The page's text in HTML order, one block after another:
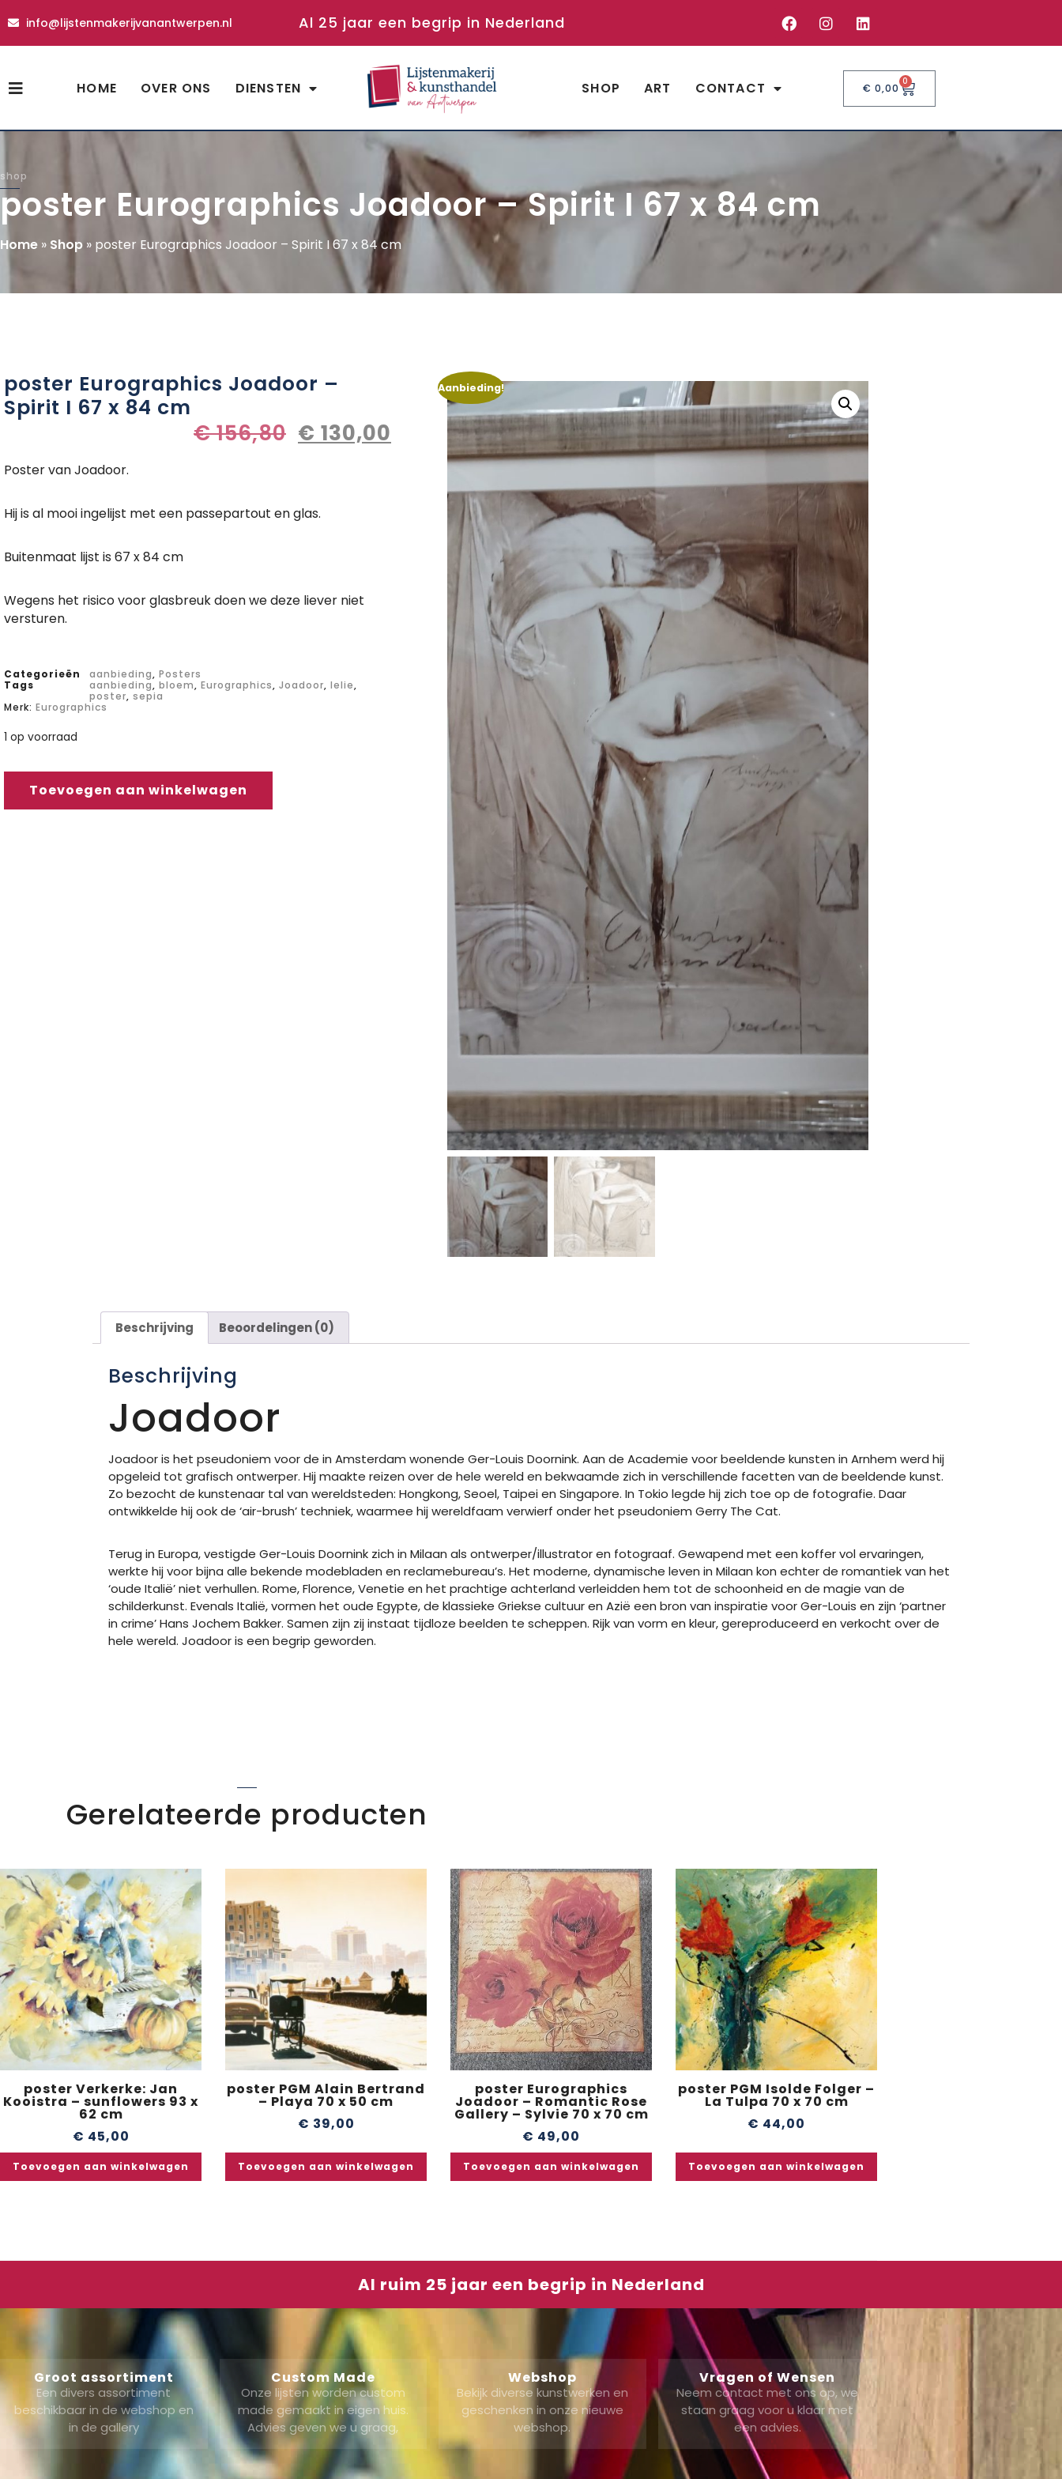
info@lijstenmakerijvanantwerpen.nl Al 25 jaar een begrip in Nederland
HOME OVER ONS DIENSTEN SHOP ART CONTACT € 0,00
0
shop
poster Eurographics Joadoor – Spirit I 67 x 84 cm
Home » Shop » poster Eurographics Joadoor – Spirit I 67 x 84 cm
poster Eurographics Joadoor –
Spirit I 67 x 84 cm
€156,80 € 130,00
Poster van Joadoor.
Hij is al mooi ingelijst met een passepartout en glas.
Buitenmaat lijst is 67 x 84 cm
Wegens het risico voor glasbreuk doen we deze liever niet
versturen.
Categorieën aanbieding, Posters
Tags
aanbieding, bloem, Eurographics, Joadoor, lelie,
poster, sepia
Merk: Eurographics
1 op voorraad
Toevoegen aan winkelwagen
Aanbieding!
Beschrijving Beoordelingen (0)
Beschrijving
Joadoor
Joadoor is het pseudoniem voor de in Amsterdam wonende Ger-Louis Doornink. Aan de Academie voor beeldende kunsten in Arnhem werd hij
opgeleid tot grafisch ontwerper. Hij maakte reizen over de hele wereld en bekwaamde zich in verschillende facetten van de beeldende kunst.
Zo bezocht de kunstenaar tal van wereldsteden: Hongkong, Seoel, Taipei en Singapore. In Tokio legde hij zich toe op de fotografie. Daar
ontwikkelde hij ook de ‘air-brush’ techniek, waarmee hij wereldfaam verwierf onder het pseudoniem Gerry The Cat.
Terug in Europa, vestigde Ger-Louis Doornink zich in Milaan als ontwerper/illustrator en fotograaf. Gewapend met een koffer vol ervaringen,
werkte hij voor bijna alle bekende modebladen en reclamebureau’s. Het moderne, dynamische leven in Milaan kon echter de romantiek van het
‘oude Italië’ niet verhullen. Rome, Florence, Venetie en het prachtige achterland verleidden hem tot de schoonheid en de magie van de
schilderkunst. Evenals Italië, vormen het oude Egypte, de klassieke Griekse cultuur en Azië een bron van inspiratie voor Ger-Louis en zijn ‘partner
in crime’ Hans Jochem Bakker. Samen zijn zij instaat tijdloze beelden te scheppen. Rijk van vorm en kleur, gereproduceerd en verkocht over de
hele wereld. Joadoor is een begrip geworden.
Gerelateerde producten
poster Verkerke: Jan
Kooistra – sunflowers 93 x
62 cm
€ 45,00
Toevoegen aan winkelwagen
poster PGM Alain Bertrand
– Playa 70 x 50 cm
€ 39,00
Toevoegen aan winkelwagen
poster Eurographics
Joadoor – Romantic Rose
Gallery – Sylvie 70 x 70 cm
€ 49,00
Toevoegen aan winkelwagen
poster PGM Isolde Folger –
La Tulpa 70 x 70 cm
€ 44,00
Toevoegen aan winkelwagen
Al ruim 25 jaar een begrip in Nederland
Groot assortiment
Een divers assortiment
beschikbaar in de webshop en
in de gallery
Custom Made
Onze lijsten worden custom
made gemaakt in eigen huis.
Advies geven we u graag,
Webshop
Bekijk diverse kunstwerken en
geschenken in onze nieuwe
webshop.
Vragen of Wensen
Neem contact met ons op, we
staan graag voor u klaar met
een advies.